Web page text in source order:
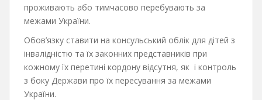
проживають або тимчасово перебувають за
межами України.
Обов’язку ставити на консульський облік для дітей з
інвалідністю та їх законних представників при
кожному їх перетині кордону відсутня, як і контроль
з боку Держави про їх пересування за межами
України.